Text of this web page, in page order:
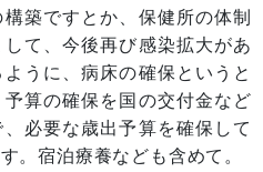
築ですとか、保健所の体制
て、今後再び感染拡大があ
うに、病床の確保というと
算の確保を国の交付金など
必要な歳出予算を確保して
。宿泊療養なども含めて。